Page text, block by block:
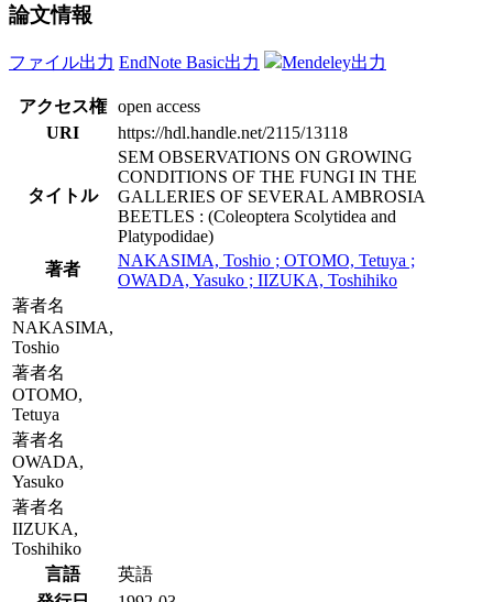
論文情報
ファイル出力 EndNote Basic出力 Mendeley出力
アクセス権 open access
URI
https://hdl.handle.net/2115/13118
タイトル
SEM OBSERVATIONS ON GROWING
CONDITIONS OF THE FUNGI IN THE
GALLERIES OF SEVERAL AMBROSIA
BEETLES : (Coleoptera Scolytidea and
Platypodidae)
著者
NAKASIMA, Toshio ; OTOMO, Tetuya ;
OWADA, Yasuko ; IIZUKA, Toshihiko
著者名
NAKASIMA,
Toshio
著者名
OTOMO,
Tetuya
著者名
OWADA,
Yasuko
著者名
IIZUKA,
Toshihiko
言語
英語